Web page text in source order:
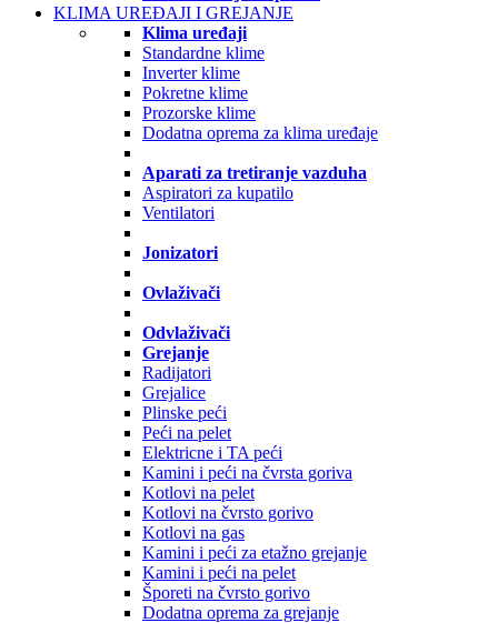
KLIMA UREĐAJI I GREJANJE
Klima uređaji
Standardne klime
Inverter klime
Pokretne klime
Prozorske klime
Dodatna oprema za klima uređaje
Aparati za tretiranje vazduha
Aspiratori za kupatilo
Ventilatori
Jonizatori
Ovlaživači
Odvlaživači
Grejanje
Radijatori
Grejalice
Plinske peći
Peći na pelet
Elektricne i TA peći
Kamini i peći na čvrsta goriva
Kotlovi na pelet
Kotlovi na čvrsto gorivo
Kotlovi na gas
Kamini i peći za etažno grejanje
Kamini i peći na pelet
Šporeti na čvrsto gorivo
Dodatna oprema za grejanje